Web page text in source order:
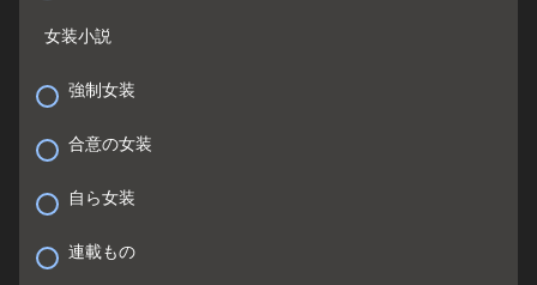
女装小説
強制女装
合意の女装
自ら女装
連載もの